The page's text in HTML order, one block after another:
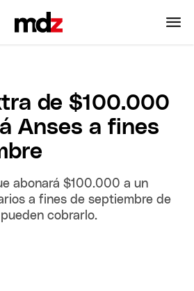
de $100.000
Anses a fines
abonará $100.000 a un
a fines de septiembre de
cobrarlo.